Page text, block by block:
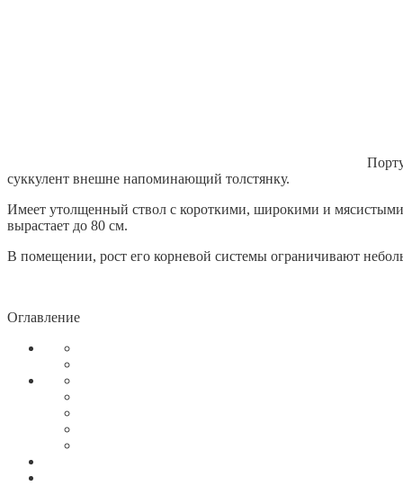
суккулент внешне напоминающий толстянку.
Имеет утолщенный ствол с короткими, широкими и
вырастает до 80 см.
В помещении, рост его корневой системы ограничивают
Оглавление